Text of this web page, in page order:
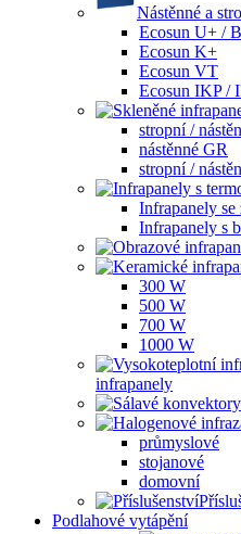
Nástěnné a
Ecosun U+ /
Ecosun K+
Ecosun VT
Ecosun IKP /
stropní /
nástěnné GR
stropní /
Infrapanely se
Infrapanely s
300 W
500 W
700 W
1000 W
infrapanely
průmyslové
stojanové
domovní
Podlahové vytápění